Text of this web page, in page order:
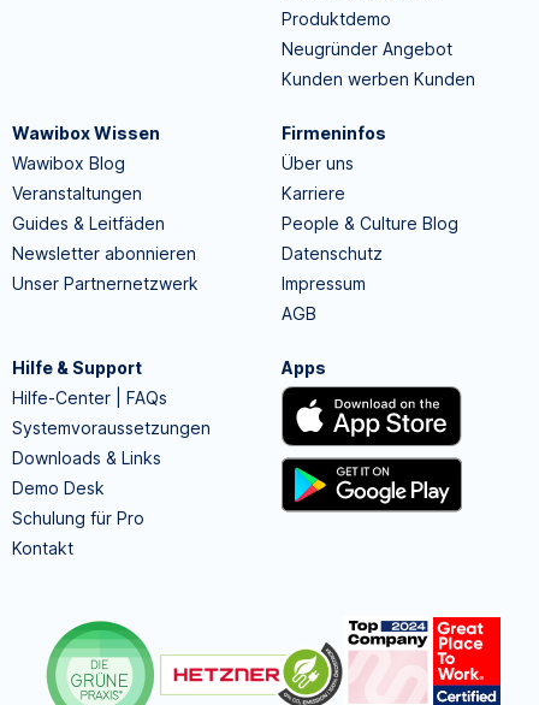
Produktdemo
Neugründer Angebot
Kunden werben Kunden
Wawibox Wissen
Wawibox Blog
Veranstaltungen
Guides & Leitfäden
Newsletter abonnieren
Unser Partnernetzwerk
Firmeninfos
Über uns
Karriere
People & Culture Blog
Datenschutz
Impressum
AGB
Hilfe & Support
Hilfe-Center | FAQs
Systemvoraussetzungen
Downloads & Links
Demo Desk
Schulung für Pro
Kontakt
Apps